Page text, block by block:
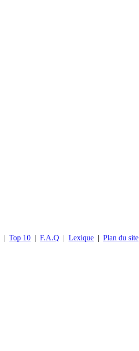
| Top 10 | F.A.Q | Lexique | Plan du site